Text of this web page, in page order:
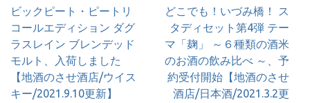
投
稿
ナ
ビ
ゲ
ー
ビックピート・ピートリ
コールエディション ダグ
ラスレイン ブレンデッド
モルト、入荷しました
【地酒のさせ酒店/ウイス
キー/2021.9.10更新】
どこでも！いづみ橋！ ス
タディセット第4弾 テー
マ「麹」 ～６種類の酒米
のお酒の飲み比べ ～、予
約受付開始【地酒のさせ
酒店/日本酒/2021.3.2更